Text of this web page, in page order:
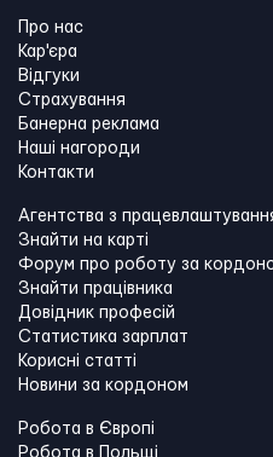
Про нас
Кар'єра
Відгуки
Страхування
Банерна реклама
Наші нагороди
Контакти
Агентства з
Знайти на карті
Форум про роботу за
Знайти працівника
Довідник професій
Статистика зарплат
Корисні статті
Новини за кордоном
Робота в Європі
Робота в Польщі